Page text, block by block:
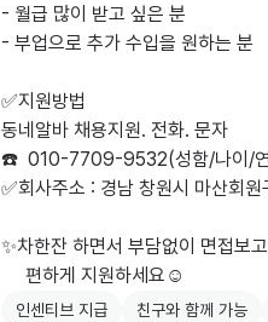
- 월급 많이 받고 싶은 분
- 부업으로 추가 수입을 원하는 분
✅지원방법
동네알바 채용지원. 전화. 문자
☎️  010-7709-9532(성함/나이/연
✅회사주소 : 경남 창원시 마산회
✨차한잔 하면서 부담없이 면접보
     편하게 지원하세요☺️
인센티브 지급 친구와 함께 가능